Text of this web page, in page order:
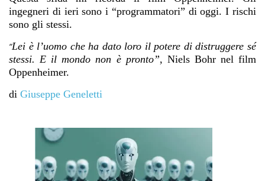
ingegneri di ieri sono i “programmatori” di oggi. I rischi
sono gli stessi.
“Lei è l’uomo che ha dato loro il potere di distruggere sé
stessi. E il mondo non è pronto”, Niels Bohr nel film
Oppenheimer.
di Giuseppe Geneletti